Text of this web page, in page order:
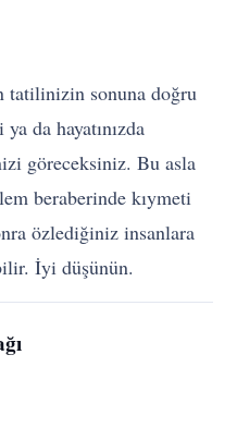
tatilinizin sonuna doğru
da hayatınızda
göreceksiniz. Bu asla
beraberinde kıymeti
özlediğiniz insanlara
İyi düşünün.